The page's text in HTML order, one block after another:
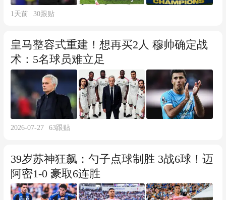
1天前 30跟贴
皇马整容式重建！想再买2人 穆帅确定战
术：5名球员难立足
2026-07-27 63跟贴
39岁苏神狂飙：勺子点球制胜 3战6球！迈
阿密1-0 豪取6连胜